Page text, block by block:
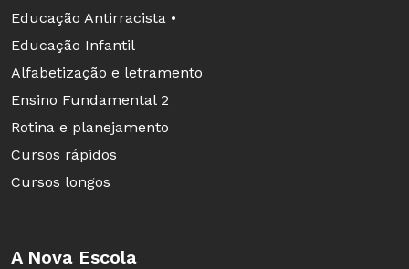
Educação Antirracista •
Educação Infantil
Alfabetização e letramento
Ensino Fundamental 2
Rotina e planejamento
Cursos rápidos
Cursos longos
A Nova Escola